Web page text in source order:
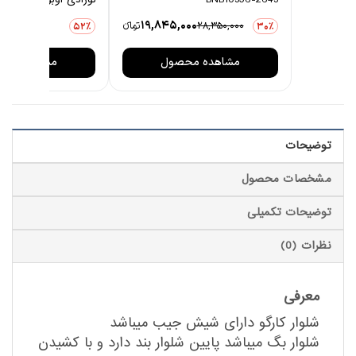
30٪ 28,350,000
19,845,000تومانءء
مشاهده محصول
52٪
مشاهده
توضیحات
مشخصات محصول
توضیحات تکمیلی
نظرات (0)
معرفی
شلوار کارگو دارای شیش جیب میباشد
شلوار بگ میباشد پایین شلوار بند دارد و با کشیدن